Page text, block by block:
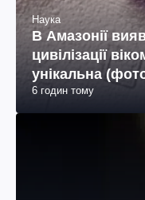
Наука
В Амазонії
цивілізації
унікальна
6 годин тому